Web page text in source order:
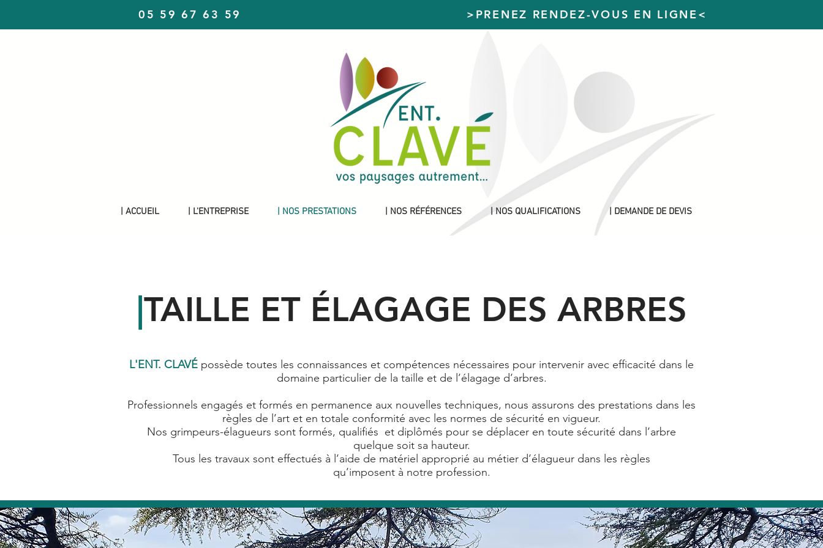
05 59 67 63 59 >PRENEZ RENDEZ-VOUS EN LIGNE<
| ACCUEIL | L'ENTREPRISE | NOS PRESTATIONS | NOS RÉFÉRENCES | NOS QUALIFICATIONS | DEMANDE DE DEVIS
TAILLE ET ÉLAGAGE DES ARBRES
L'ENT. CLAVÉ possède toutes les connaissances et compétences nécessaires pour intervenir avec efficacité dans le
domaine particulier de la taille et de l’élagage d’arbres.
Professionnels engagés et formés en permanence aux nouvelles techniques, nous assurons des prestations dans les
règles de l’art et en totale conformité avec les normes de sécurité en vigueur.
Nos grimpeurs-élagueurs sont formés, qualifiés et diplômés pour se déplacer en toute sécurité dans l’arbre
quelque soit sa hauteur.
Tous les travaux sont effectués à l’aide de matériel approprié au métier d’élagueur dans les règles
qu’imposent à notre profession.